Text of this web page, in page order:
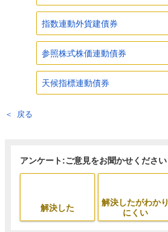
指数連動外貨建債券
参照株式株価連動債券
天候指標連動債券
戻る
アンケート:ご意見をお聞かせください
解決した
解決したがわかり
にくい